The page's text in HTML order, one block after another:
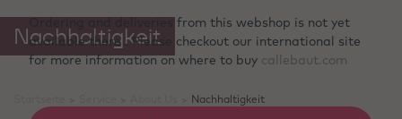
Nachhaltigkeit
Nachhaltigkeit
Ordering and deliveries from this webshop is not yet
available there . Please checkout our international site
for more information on where to buy callebaut.com